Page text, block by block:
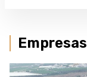
Empresas